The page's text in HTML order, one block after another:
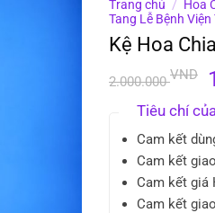
Trang chủ / Hoa
Tang Lễ Bệnh
Kệ Hoa
2.000.000VND
Tiêu chí
Cam kết
Cam kết
Cam kết giá
Cam kết